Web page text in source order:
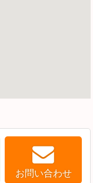
お問い合わせ